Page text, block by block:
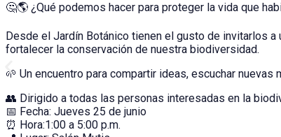
🤔🌎 ¿Qué podemos hacer para proteger la vida que
Desde el Jardín Botánico tienen el gusto de invitarlos
fortalecer la conservación de nuestra biodiversidad.
🌱 Un encuentro para compartir ideas, escuchar
👥 Dirigido a todas las personas interesadas en la
📅 Fecha: Jueves 25 de junio
⏰ Hora:1:00 a 5:00 p.m.